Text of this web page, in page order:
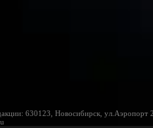
630123, Новосибирск, ул.Аэропорт